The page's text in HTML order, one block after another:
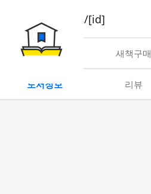
book/rent/[id]
대여 새책구매
도서정보 리뷰